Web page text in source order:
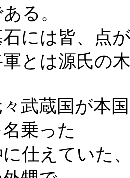
る。
には皆、点
とは源氏の
武蔵国が本
乗った
仕えていた